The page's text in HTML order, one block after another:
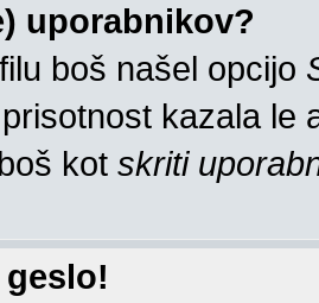
uporabnikov?
boš našel opcijo
kazala le
kot skriti